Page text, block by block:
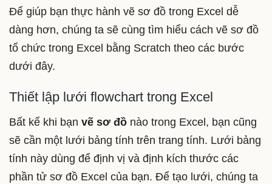
Để giúp bạn thực hành vẽ sơ đồ trong Excel dễ
dàng hơn, chúng ta sẽ cùng tìm hiểu cách vẽ sơ đồ
tổ chức trong Excel bằng Scratch theo các bước
dưới đây.
Thiết lập lưới flowchart trong Excel
Bất kể khi bạn vẽ sơ đồ nào trong Excel, bạn cũng
sẽ cần một lưới bảng tính trên trang tính. Lưới bảng
tính này dùng để định vị và định kích thước các
phần tử sơ đồ Excel của bạn. Để tạo lưới, chúng ta